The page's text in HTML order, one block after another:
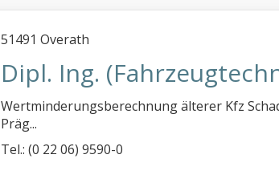
51491 Overath
Dipl. Ing.
Wertminderungsberechnung älterer Kfz
Präg...
Tel.: (0 22 06) 9590-0